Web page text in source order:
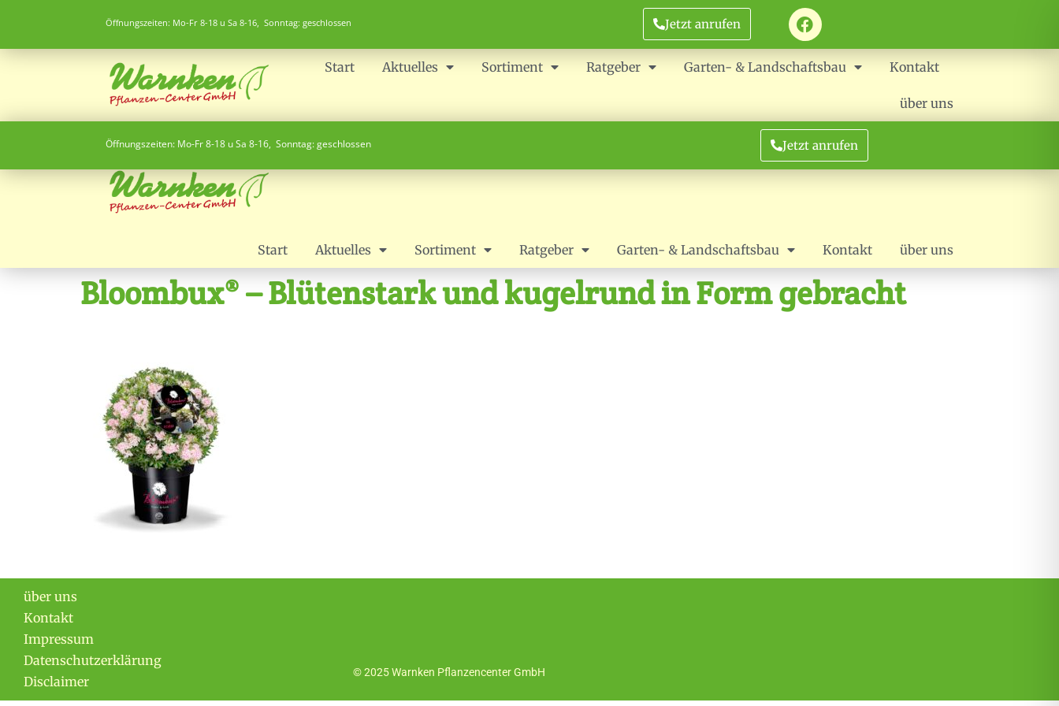
Öffnungszeiten: Mo-Fr 8-18 u Sa 8-16, Sonntag: geschlossen Jetzt anrufen
Start Aktuelles Sortiment Ratgeber Garten- & Landschaftsbau Kontakt
über uns
Öffnungszeiten: Mo-Fr 8-18 u Sa 8-16, Sonntag: geschlossen Jetzt anrufen
Start Aktuelles Sortiment Ratgeber Garten- & Landschaftsbau Kontakt über uns
Bloombux® – Blütenstark und kugelrund in Form gebracht
über uns
Kontakt
Impressum
Datenschutzerklärung
Disclaimer
© 2025 Warnken Pflanzencenter GmbH